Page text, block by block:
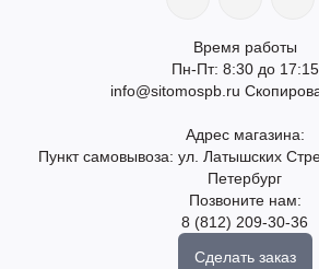
Время работы
Пн-Пт: 8:30 до 17:15
info@sitomospb.ru
Адрес магазина:
Пункт самовывоза: ул. Латышских
Петербург
Позвоните нам:
8 (812) 209-30-36
Сделать заказ